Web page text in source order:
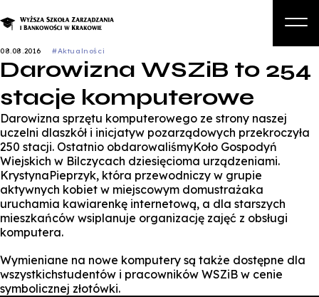
O nas
Studia podyplomowe i kursy
Kandydat
Biznes
08.08.2016 #Aktualności
Darowizna WSZiB to 254
stacje komputerowe
Darowizna sprzętu komputerowego ze strony naszej
uczelni dlaszkół i inicjatyw pozarządowych przekroczyła
250 stacji. Ostatnio obdarowaliśmyKoło Gospodyń
Wiejskich w Bilczycach dziesięcioma urządzeniami.
KrystynaPieprzyk, która przewodniczy w grupie
aktywnych kobiet w miejscowym domustrażaka
uruchamia kawiarenkę internetową, a dla starszych
mieszkańców wsiplanuje organizację zajęć z obsługi
komputera.
Wymieniane na nowe komputery są także dostępne dla
wszystkichstudentów i pracowników WSZiB w cenie
symbolicznej złotówki.